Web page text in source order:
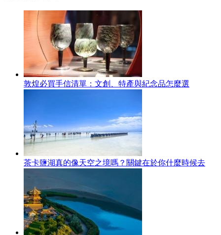
敦煌必買手信清單：文創、特產與紀念品怎麼選
茶卡鹽湖真的像天空之境嗎？關鍵在於你什麼時候去